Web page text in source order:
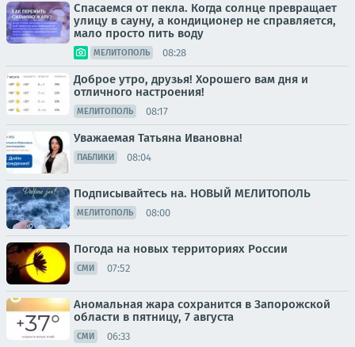
Спасаемся от пекла. Когда солнце превращает
улицу в сауну, а кондиционер не справляется,
мало просто пить воду
МЕЛИТОПОЛЬ 08:28
Доброе утро, друзья! Хорошего вам дня и
отличного настроения!
МЕЛИТОПОЛЬ 08:17
Уважаемая Татьяна Ивановна!
ПАБЛИКИ 08:04
Подписывайтесь на. НОВЫЙ МЕЛИТОПОЛЬ
МЕЛИТОПОЛЬ 08:00
Погода на новых территориях России
СМИ 07:52
Аномальная жара сохранится в Запорожской
области в пятницу, 7 августа
СМИ 06:33